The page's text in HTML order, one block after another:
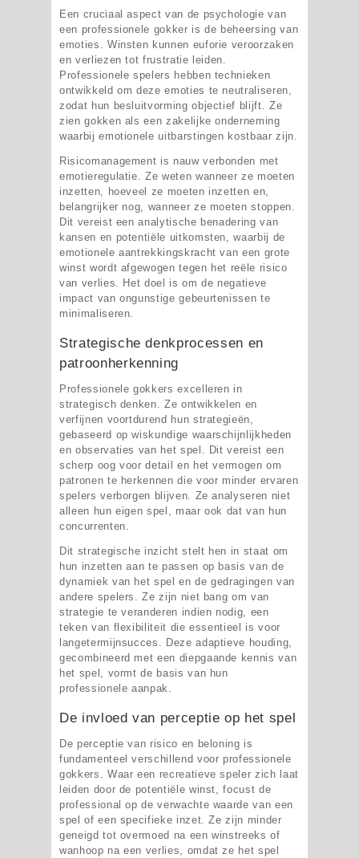
Een cruciaal aspect van de psychologie van
een professionele gokker is de beheersing van
emoties. Winsten kunnen euforie veroorzaken
en verliezen tot frustratie leiden.
Professionele spelers hebben technieken
ontwikkeld om deze emoties te neutraliseren,
zodat hun besluitvorming objectief blijft. Ze
zien gokken als een zakelijke onderneming
waarbij emotionele uitbarstingen kostbaar zijn.
Risicomanagement is nauw verbonden met
emotieregulatie. Ze weten wanneer ze moeten
inzetten, hoeveel ze moeten inzetten en,
belangrijker nog, wanneer ze moeten stoppen.
Dit vereist een analytische benadering van
kansen en potentiële uitkomsten, waarbij de
emotionele aantrekkingskracht van een grote
winst wordt afgewogen tegen het reële risico
van verlies. Het doel is om de negatieve
impact van ongunstige gebeurtenissen te
minimaliseren.
Strategische denkprocessen en
patroonherkenning
Professionele gokkers excelleren in
strategisch denken. Ze ontwikkelen en
verfijnen voortdurend hun strategieën,
gebaseerd op wiskundige waarschijnlijkheden
en observaties van het spel. Dit vereist een
scherp oog voor detail en het vermogen om
patronen te herkennen die voor minder ervaren
spelers verborgen blijven. Ze analyseren niet
alleen hun eigen spel, maar ook dat van hun
concurrenten.
Dit strategische inzicht stelt hen in staat om
hun inzetten aan te passen op basis van de
dynamiek van het spel en de gedragingen van
andere spelers. Ze zijn niet bang om van
strategie te veranderen indien nodig, een
teken van flexibiliteit die essentieel is voor
langetermijnsucces. Deze adaptieve houding,
gecombineerd met een diepgaande kennis van
het spel, vormt de basis van hun
professionele aanpak.
De invloed van perceptie op het spel
De perceptie van risico en beloning is
fundamenteel verschillend voor professionele
gokkers. Waar een recreatieve speler zich laat
leiden door de potentiële winst, focust de
professional op de verwachte waarde van een
spel of een specifieke inzet. Ze zijn minder
geneigd tot overmoed na een winstreeks of
wanhoop na een verlies, omdat ze het spel